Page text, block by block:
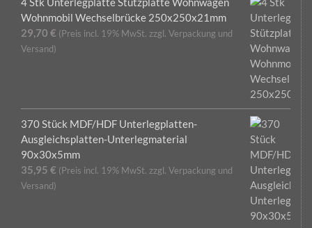
Wohnmobil Wechselbrücke 250x250x21mm
29,70 € (Preis incl. 19% MwSt. zzgl. Verpackung und
Versand)
370 Stück MDF/HDF Unterlegplatten-
Ausgleichsplatten-Unterlegmaterial
90x30x5mm
35,95 € (Preis incl. 19% MwSt. zzgl. Verpackung und
Versand)